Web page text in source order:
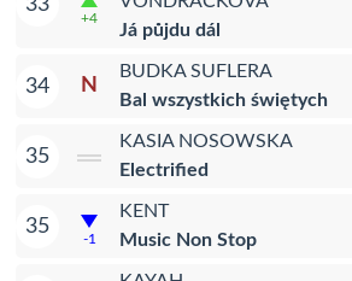
33
+4
Já půjdu dál
34 N
BUDKA SUFLERA
Bal wszystkich świętych
35
KASIA NOSOWSKA
Electrified
35
-1
KENT
Music Non Stop